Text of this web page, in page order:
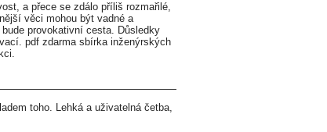
a přece se zdálo příliš rozmařilé,
věci mohou být vadné a
provokativní cesta. Důsledky
pdf zdarma sbírka inženýrských
toho. Lehká a uživatelná četba,